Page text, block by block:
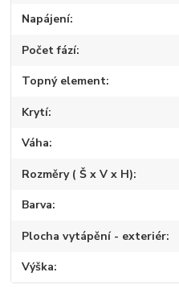
Napájení
Počet fází
Topný element
Krytí
Váha
Rozměry ( Š x V x H)
Barva
Plocha vytápění - exteriér
Výška